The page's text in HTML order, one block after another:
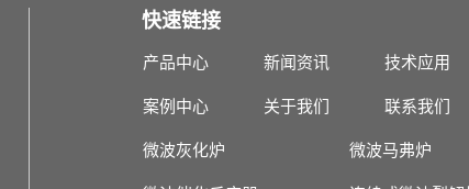
快速链接
产品中心 新闻资讯 技术应用
案例中心 关于我们 联系我们
微波灰化炉 微波马弗炉